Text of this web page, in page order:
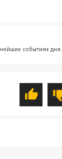
событиях дня.